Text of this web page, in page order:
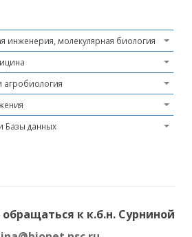
инженерия, молекулярная биология
агробиология
Базы данных
к к.б.н. Сурниной